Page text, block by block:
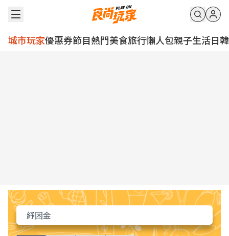
城市玩家優惠券節目熱門美食旅行懶人包親子生活日韓